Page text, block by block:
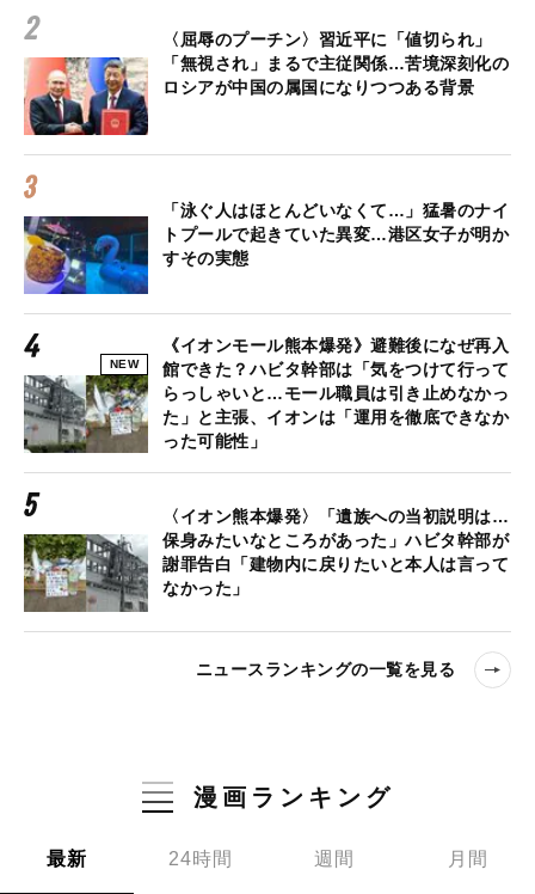
〈屈辱のプーチン〉習近平に「値切られ」
「無視され」まるで主従関係…苦境深刻化の
ロシアが中国の属国になりつつある背景
「泳ぐ人はほとんどいなくて…」猛暑のナイ
トプールで起きていた異変…港区女子が明か
すその実態
NEW
《イオンモール熊本爆発》避難後になぜ再入
館できた？ハビタ幹部は「気をつけて行って
らっしゃいと…モール職員は引き止めなかっ
た」と主張、イオンは「運用を徹底できなか
った可能性」
〈イオン熊本爆発〉「遺族への当初説明は…
保身みたいなところがあった」ハビタ幹部が
謝罪告白「建物内に戻りたいと本人は言って
なかった」
ニュースランキングの一覧を見る
漫画ランキング
最新 24時間 週間 月間